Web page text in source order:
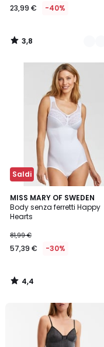
23,99 € -40%
3,8
/
Saldi
MISS MARY OF SWEDEN
Body senza ferretti Happy
Hearts
81,99 €
57,39 € -30%
4,4
/ 5
4,4
/